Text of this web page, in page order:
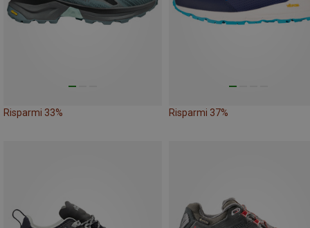
Risparmi 33% Risparmi 37%